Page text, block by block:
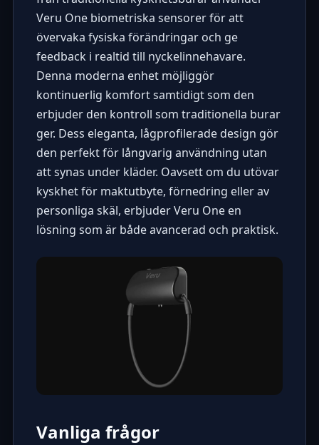
Veru One biometriska sensorer för att
övervaka fysiska förändringar och ge
feedback i realtid till nyckelinnehavare.
Denna moderna enhet möjliggör
kontinuerlig komfort samtidigt som den
erbjuder den kontroll som traditionella burar
ger. Dess eleganta, lågprofilerade design gör
den perfekt för långvarig användning utan
att synas under kläder. Oavsett om du utövar
kyskhet för maktutbyte, förnedring eller av
personliga skäl, erbjuder Veru One en
lösning som är både avancerad och praktisk.
Vanliga frågor